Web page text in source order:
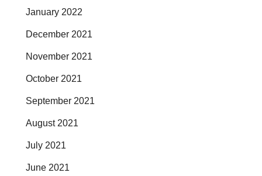
January 2022
December 2021
November 2021
October 2021
September 2021
August 2021
July 2021
June 2021